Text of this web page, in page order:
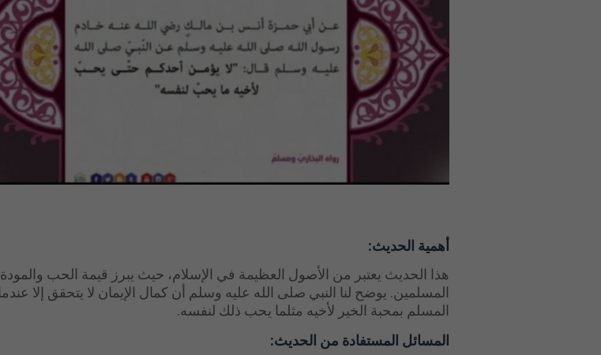
أهمية الحديث:
هذا الحديث يعتبر من الأصول العظيمة في الإسلام، حيث يبرز قيمة الحب
المسلمين. يوضح لنا النبي صلى الله عليه وسلم أن كمال الإيمان لا يتحقق إلا
المسلم بمحبة الخير لأخيه مثلما يحب ذلك لنفسه.
المسائل المستفادة من الحديث: